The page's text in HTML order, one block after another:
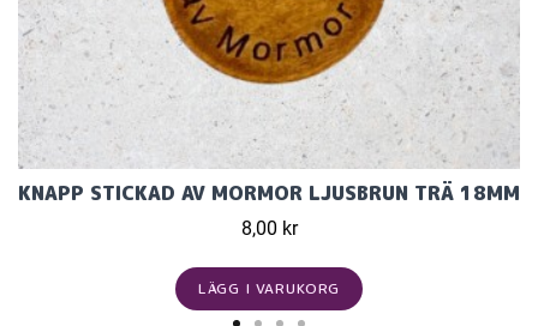
KNAPP STICKAD AV MORMOR LJUSBRUN TRÄ 18MM
8,00 kr
LÄGG I VARUKORG